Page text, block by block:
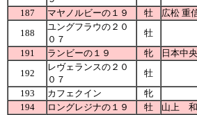
187
マヤノルビーの１９ 牡 広松 重
188
ユングフラウの２０
０７
牡
191
ランビーの１９ 牝 日本中
192
レヴェランスの２０
０７
牡
193
カフェクイン 牝
194
ロングレジナの１９ 牡 山上 和